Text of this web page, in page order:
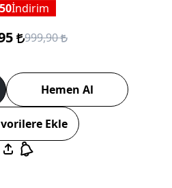
İndirim
999,90
Hemen Al
Ekle